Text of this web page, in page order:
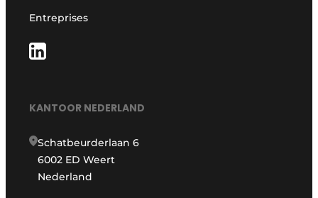
Entreprises
KANTOOR NEDERLAND
Schatbeurderlaan 6
6002 ED Weert
Nederland